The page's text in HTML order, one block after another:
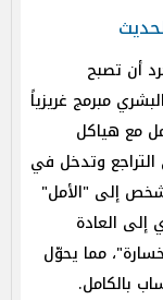
أن تصبح
مبرمج غريزياً
مع هياكل
التراجع وتدخل في
إلى "الأمل"
إلى العادة
مما يحوّل
بالكامل.